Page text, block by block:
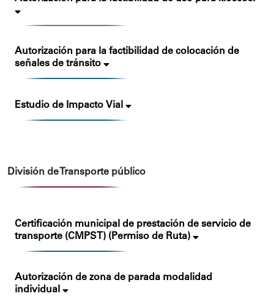
Autorización para la factibilidad de colocación de
señales de tránsito
Estudio de Impacto Vial
División de Transporte público
Certificación municipal de prestación de servicio de
transporte (CMPST) (Permiso de Ruta)
Autorización de zona de parada modalidad
individual